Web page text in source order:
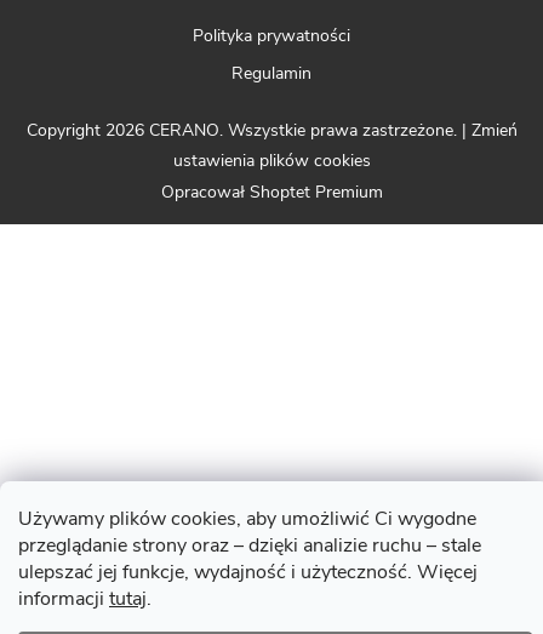
Używamy plików cookies, aby umożliwić Ci wygodne
przeglądanie strony oraz – dzięki analizie ruchu – stale
ulepszać jej funkcje, wydajność i użyteczność. Więcej
informacji tutaj.
Polityka prywatności
Regulamin
Opracował Shoptet Premium
Copyright 2026 CERANO. Wszystkie prawa zastrzeżone. | Zmień
ustawienia plików cookies